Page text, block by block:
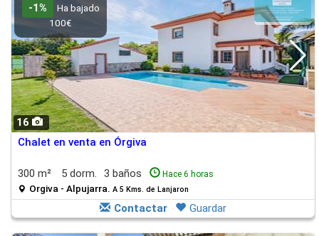
16
-1%
Ha bajado
100€
Chalet en venta en Órgiva
300 m² 5 dorm. 3 baños Hace 6 horas
Orgiva - Alpujarra. A 5 Kms. de Lanjaron
Contactar Guardar